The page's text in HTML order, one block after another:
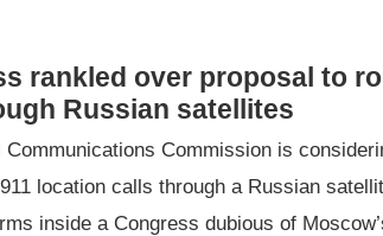
rankled over proposal to
Russian satellites
Communications Commission is
location calls through a Russian
inside a Congress dubious of